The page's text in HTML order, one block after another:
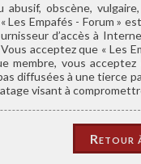
obscène,
Les Empafés - Forum »
d’accès à
acceptez que « Les
membre, vous
diffusées à une tierce
visant à
Retour